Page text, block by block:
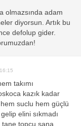
olmazsında adam
diyorsun. Artık bu
defolup gider.
takımı
kazık kadar
suclu hem güçlü
elini sıkmadı
topçu sana